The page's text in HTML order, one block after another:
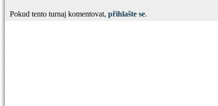
Pokud tento turnaj komentovat, přihlašte se.